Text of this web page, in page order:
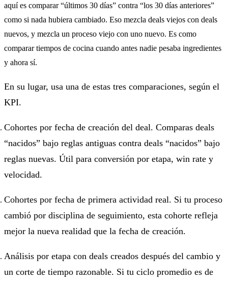
aquí es comparar “últimos 30 días” contra “los 30 días anteriores”
como si nada hubiera cambiado. Eso mezcla deals viejos con deals
nuevos, y mezcla un proceso viejo con uno nuevo. Es como
comparar tiempos de cocina cuando antes nadie pesaba ingredientes
y ahora sí.
En su lugar, usa una de estas tres comparaciones, según el
KPI.
Cohortes por fecha de creación del deal. Comparas deals
“nacidos” bajo reglas antiguas contra deals “nacidos” bajo
reglas nuevas. Útil para conversión por etapa, win rate y
velocidad.
Cohortes por fecha de primera actividad real. Si tu proceso
cambió por disciplina de seguimiento, esta cohorte refleja
mejor la nueva realidad que la fecha de creación.
Análisis por etapa con deals creados después del cambio y
un corte de tiempo razonable. Si tu ciclo promedio es de